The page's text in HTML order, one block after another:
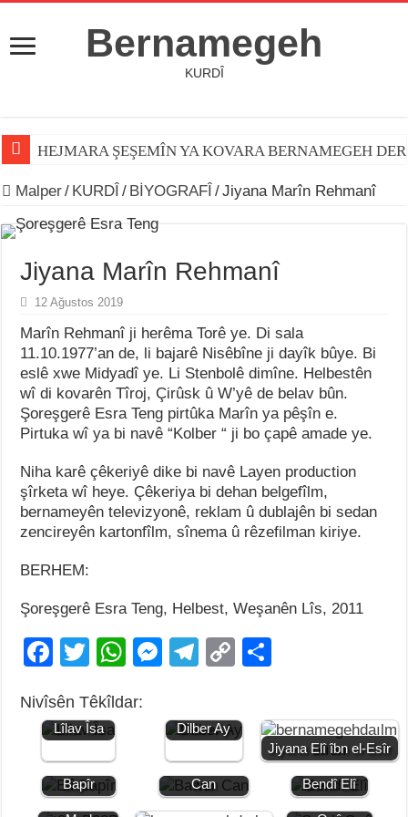
Bernamegeh
KURDÎ
HEJMARA ŞEŞEMÎN YA KOVARA BERNAMEGEH
Malper/ KURDÎ / BİYOGRAFÎ /Jiyana Marîn Rehmanî
Jiyana Marîn Rehmanî
12 Ağustos 2019
Marîn Rehmanî ji herêma Torê ye. Di sala
11.10.1977’an de, li bajarê Nisêbîne ji dayîk bûye. Bi
eslê xwe Midyadî ye. Li Stenbolê dimîne. Helbestên
wî di kovarên Tîroj, Çirûsk û W’yê de belav bûn.
Şoreşgerê Esra Teng pirtûka Marîn ya pêşîn e.
Pirtuka wî ya bi navê “Kolber “ ji bo çapê amade ye.
Niha karê çêkeriyê dike bi navê Layen production
şîrketa wî heye. Çêkeriya bi dehan belgefîlm,
bernameyên televizyonê, reklam û dublajên bi sedan
zencireyên kartonfîlm, sînema û rêzefilman kiriye.
BERHEM:
Şoreşgerê Esra Teng, Helbest, Weşanên Lîs, 2011
F
c
e
b
o
T
tt
er
W
at
M
e
n
g
T
gr
a
m
C
y
Li
n
e
Nivîsên Têkîldar:
Jiyana
Lîlav Îsa
Dilber Ay
Jiyana Elî îbn el-Esîr
Jiyana Elî
Bapîr
Jiyana Bawer
Can
Jiyana
Bendî Elî
Jiyana Mem
Jiyana Selah